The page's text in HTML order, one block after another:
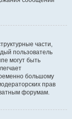
части,
пользователь
могут быть
большому
прав
форумам.